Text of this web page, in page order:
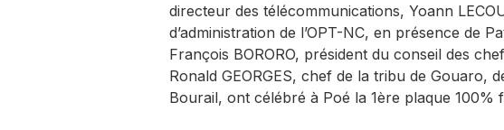
directeur des télécommunications, Yoann
d’administration de l’OPT-NC, en présence de
François BORORO, président du conseil des
Ronald GEORGES, chef de la tribu de Gouaro,
Bourail, ont célébré à Poé la 1ère plaque 100%